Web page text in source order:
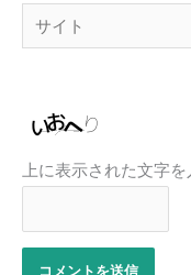
イ
上に表示された文字を